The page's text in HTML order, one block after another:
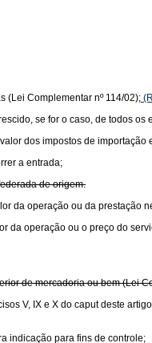
(Lei Complementar nº 114/02);
se for o caso, de todos
dos impostos de
a entrada;
de origem.
da operação ou da prestação
da operação ou o preço do
de mercadoria ou bem (Lei
V, IX e X do caput deste
indicação para fins de controle;